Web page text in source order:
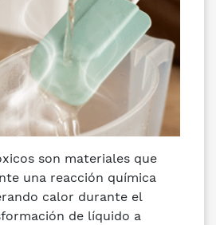
son materiales que
una reacción química
calor durante el
de líquido a